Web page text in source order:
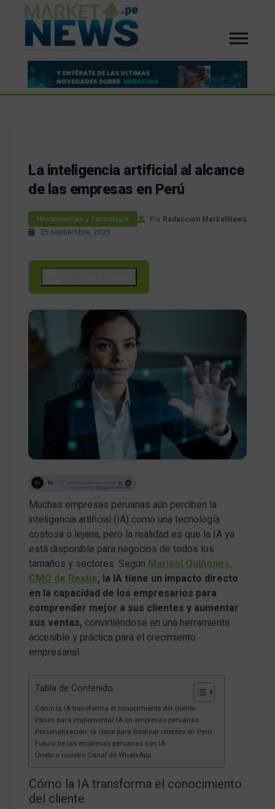
La inteligencia artificial al alcance
de las empresas en Perú
Herramientas y Tecnología Por Redaccion MarketNews
25 septiembre, 2025
Muchas empresas peruanas aún perciben la
inteligencia artificial (IA) como una tecnología
costosa o lejana, pero la realidad es que la IA ya
está disponible para negocios de todos los
tamaños y sectores. SegúnMarisol Quiñones,
CMO de Rextie, la IA tiene un impacto directo
en la capacidad de los empresarios para
comprender mejor a sus clientes y aumentar
sus ventas, convirtiéndose en una herramienta
accesible y práctica para el crecimiento
empresarial.
Tabla de Contenido
Cómo la IA transforma el conocimiento del cliente
Pasos para implementar IA en empresas peruanas
Personalización: la clave para fidelizar clientes en Perú
Futuro de las empresas peruanas con IA
Únete a nuestro Canal de WhatsApp
Cómo la IA transforma el conocimiento
del cliente